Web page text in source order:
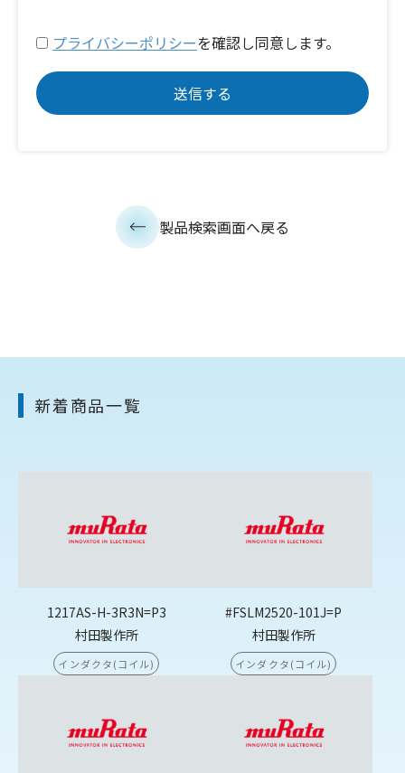
プライバシーポリシーを確認し同意します。
製品検索画面へ戻る
新着商品一覧
1217AS-H-3R3N=P3
村田製作所
インダクタ(コイル)
#FSLM2520-101J=P
村田製作所
インダクタ(コイル)